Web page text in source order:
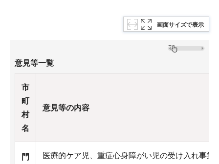
画面サイズで表示
意見等一覧
市
町
村
名
意見等の内容
門
医療的ケア児、重症心身障がい児の受け入れ事業